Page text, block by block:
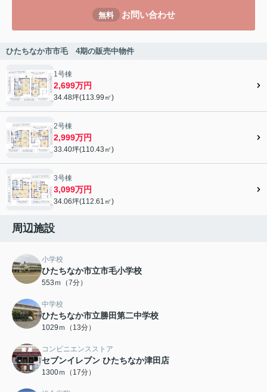
無料 お問い合わせ
ひたちなか市市毛 4期の販売中物件
1号棟
2,699万円
34.48坪(113.99㎡)
2号棟
2,999万円
33.40坪(110.43㎡)
3号棟
3,099万円
34.06坪(112.61㎡)
周辺施設
小学校
ひたちなか市立市毛小学校
553ｍ（7分）
中学校
ひたちなか市立勝田第二中学校
1029ｍ（13分）
コンビニエンスストア
セブンイレブン ひたちなか津田店
1300ｍ（17分）